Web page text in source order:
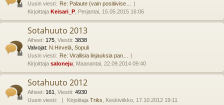
Uusin viesti: Re: Palaute (vain positiivise…
Kirjoittaja Keisari_P , Perjantai, 15.05.2015 16:06
Sotahuuto 2013
Aiheet: 175 Viestit: 3838
Valvojat: N.Hirvelä Sopuli
Uusin viesti: Re: Virallisia linjauksia pan…
Kirjoittaja saloneju , Maanantai, 22.09.2014 09:40
Sotahuuto 2012
Aiheet: 161 Viestit: 4930
Uusin viesti:
Kirjoittaja Triks , Keskiviikko, 17.10.2012 19:11